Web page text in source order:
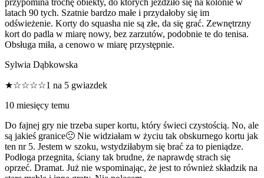
latach 90 tych. Szatnie bardzo małe i przydałoby się im
odświeżenie. Korty do squasha nie są złe, da się grać. Zewnętrzny
kort do padla w miarę nowy, bez zarzutów, podobnie te do tenisa.
Obsługa miła, a cenowo w miarę przystępnie.
Sylwia Dąbkowska
★☆☆☆☆1 na 5 gwiazdek
10 miesięcy temu
Do fajnej gry nie trzeba super kortu, który świeci czystością. No, ale
są jakieś granice🙁 Nie widziałam w życiu tak obskurnego kortu jak
ten nr 5. Jestem w szoku, wstydziłabym się brać za to pieniądze.
Podłoga przegnita, ściany tak brudne, że naprawdę strach się
oprzeć. Dramat. Już nie wspominając, że jest to również składzik na